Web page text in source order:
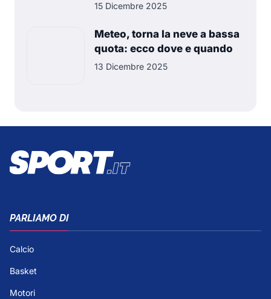
15 Dicembre 2025
Meteo, torna la neve a bassa
quota: ecco dove e quando
13 Dicembre 2025
PARLIAMO DI
Calcio
Basket
Motori